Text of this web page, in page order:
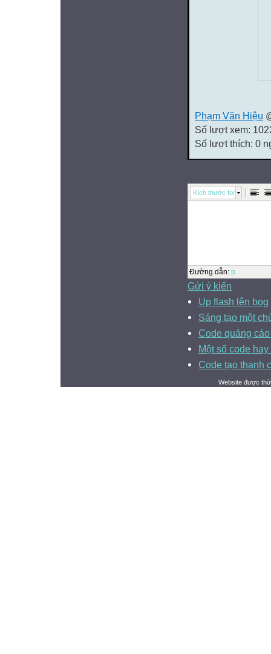
Phạm Văn Hiệu
Số lượt xem:
Số lượt thích: 0
Kích thước font
Đường dẫn: p
Gửi ý kiến
Up flash lên bog
Sáng tạo một
Code quảng
Một số code
Code tạo thanh
Website được